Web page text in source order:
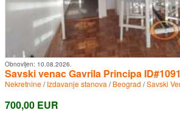
Obnovljen: 10.08.2026.
Savski venac Gavrila Principa ID#1091
Nekretnine/Izdavanje stanova /Beograd /Savski
700,00 EUR